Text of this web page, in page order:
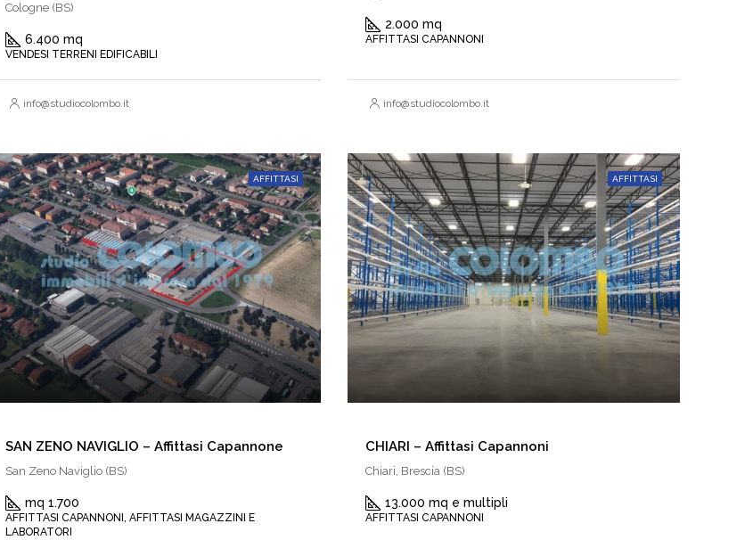
Cologne (BS)
6.400 mq
VENDESI TERRENI EDIFICABILI
info@studiocolombo.it
2.000 mq
AFFITTASI CAPANNONI
info@studiocolombo.it
AFFITTASI
SAN ZENO NAVIGLIO – Affittasi Capannone
San Zeno Naviglio (BS)
mq 1.700
AFFITTASI CAPANNONI, AFFITTASI MAGAZZINI E
LABORATORI
AFFITTASI
CHIARI – Affittasi Capannoni
Chiari, Brescia (BS)
13.000 mq e multipli
AFFITTASI CAPANNONI